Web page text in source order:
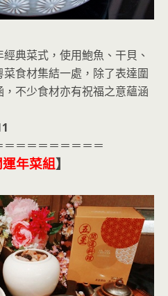
典菜式，使用鮑魚、干貝、
食材集結一處，除了表達圍
不少食材亦有祝福之意蘊涵
＝＝＝＝＝＝＝＝
年菜組】